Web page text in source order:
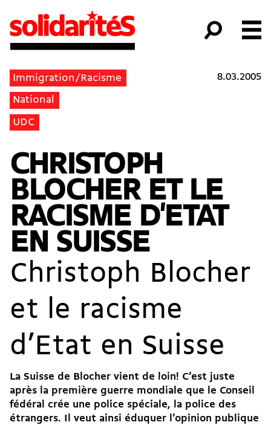
Immigration/Racisme
National
UDC
8.03.2005
CHRISTOPH
BLOCHER ET LE
RACISME D'ETAT
EN SUISSE
Christoph Blocher
et le racisme
d’Etat en Suisse
La Suisse de Blocher vient de loin! C’est juste
après la première guerre mondiale que le Conseil
fédéral crée une police spéciale, la police des
étrangers. Il veut ainsi éduquer l’opinion publique